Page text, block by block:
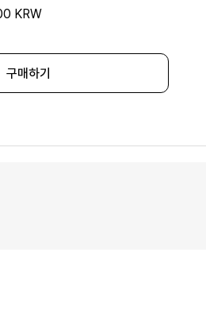
KRW
구매하기